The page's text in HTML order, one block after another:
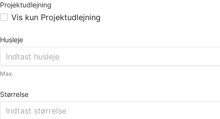
Projektudlejning
Vis kun Projektudlejning
Husleje
Max.
Størrelse